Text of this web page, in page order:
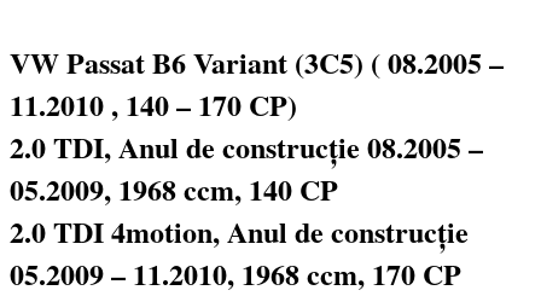
VW Passat B6 Variant (3C5) ( 08.2005 –
11.2010 , 140 – 170 CP)
2.0 TDI, Anul de construcție 08.2005 –
05.2009, 1968 ccm, 140 CP
2.0 TDI 4motion, Anul de construcție
05.2009 – 11.2010, 1968 ccm, 170 CP